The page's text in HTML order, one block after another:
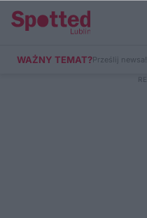
WAŻNY TEMAT?Prześlij newsa!